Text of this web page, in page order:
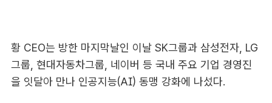
황 CEO는 방한 마지막날인 이날 SK그룹과 삼성전자, LG
그룹, 현대자동차그룹, 네이버 등 국내 주요 기업 경영진
을 잇달아 만나 인공지능(AI) 동맹 강화에 나섰다.